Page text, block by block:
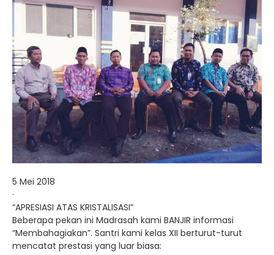
5 Mei 2018
·
“APRESIASI ATAS KRISTALISASI”
Beberapa pekan ini Madrasah kami BANJIR informasi
“Membahagiakan”. Santri kami kelas XII berturut-turut
mencatat prestasi yang luar biasa: